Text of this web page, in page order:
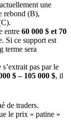
une
rebond (B),
entre 60 000 $ et 70
Si ce support est
terme sera
pas par le
$ – 105 000 $, il
de traders.
le prix « patine »